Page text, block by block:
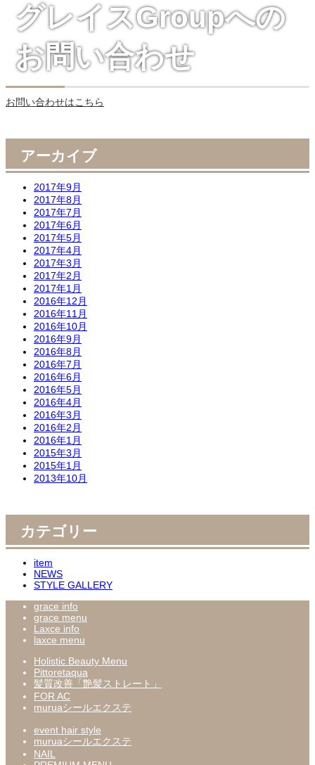
グレイスGroupへの
お問い合わせ
お問い合わせはこちら
アーカイブ
2017年9月
2017年8月
2017年7月
2017年6月
2017年5月
2017年4月
2017年3月
2017年2月
2017年1月
2016年12月
2016年11月
2016年10月
2016年9月
2016年8月
2016年7月
2016年6月
2016年5月
2016年4月
2016年3月
2016年2月
2016年1月
2015年3月
2015年1月
2013年10月
カテゴリー
item
NEWS
STYLE GALLERY
grace info
grace menu
Laxce info
laxce menu
Holistic Beauty Menu
Pittoretaqua
髪質改善「艶髪ストレート」
FOR AC
muruaシールエクステ
event hair style
muruaシールエクステ
NAIL